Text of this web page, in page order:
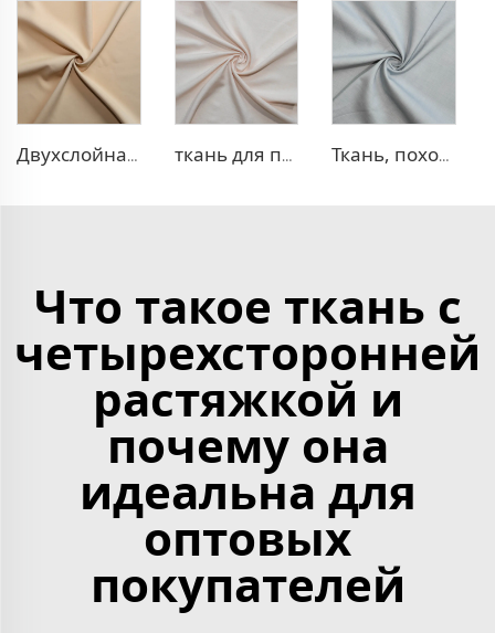
Двухслойная ткань для платья TR ткань для платья 100% лиоцелл, похожая на лен Ткань, похожая на деним, TR с эффектом стрейч
Что такое ткань с
четырехсторонней
растяжкой и
почему она
идеальна для
оптовых
покупателей